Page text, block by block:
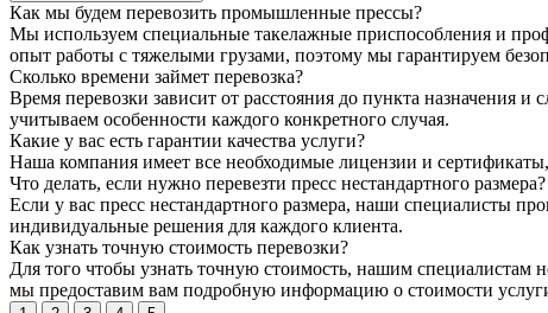
Как мы будем перевозить промышленные прессы?
Мы используем специальные такелажные приспособления и
опыт работы с тяжелыми грузами, поэтому мы гарантируем
Сколько времени займет перевозка?
Время перевозки зависит от расстояния до пункта назначения
учитываем особенности каждого конкретного случая.
Какие у вас есть гарантии качества услуги?
Наша компания имеет все необходимые лицензии и
Что делать, если нужно перевезти пресс нестандартного размера?
Если у вас пресс нестандартного размера, наши специалисты
индивидуальные решения для каждого клиента.
Как узнать точную стоимость перевозки?
Для того чтобы узнать точную стоимость, нашим специалистам
мы предоставим вам подробную информацию о стоимости